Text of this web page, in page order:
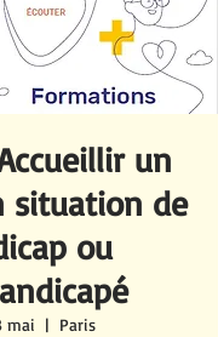
un
situation de
ou
mai
  |
Paris